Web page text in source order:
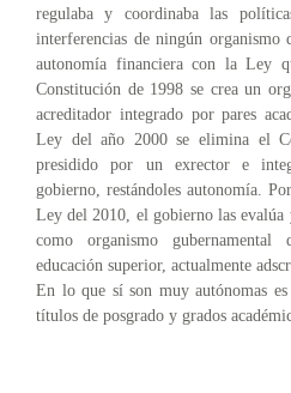
regulaba y coordinaba las
interferencias de ningún
autonomía financiera con la Ley
Constitución de 1998 se crea un
acreditador integrado por pares
Ley del año 2000 se elimina el
presidido por un exrector e
gobierno, restándoles autonomía.
Ley del 2010, el gobierno las evalúa
como organismo
educación superior, actualmente
En lo que sí son muy autónomas
títulos de posgrado y grados